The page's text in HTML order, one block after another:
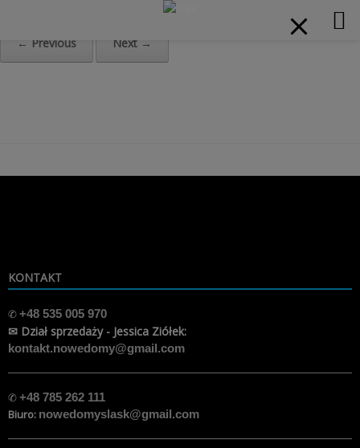
to
← Previous Next →
KONTAKT
✆+48 535 005 970
✉ Dział sprzedaży - Jessica Ziółek:
kontakt.nowedomy@gmail.com
✆+48 785 262 111
Biuro: nowedomyslask@gmail.com